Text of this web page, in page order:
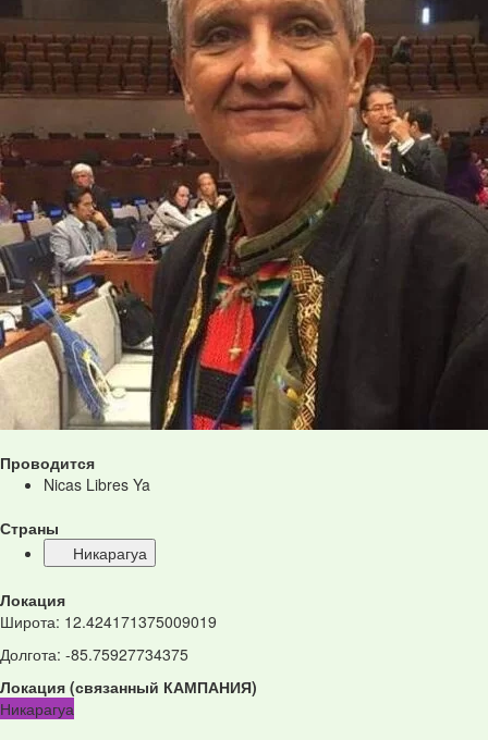
Проводится
Nicas Libres Ya
Страны
Никарагуа
Локация
Широта: 12.424171375009019
Долгота: -85.75927734375
Локация (связанный КАМПАНИЯ)
Никарагуа